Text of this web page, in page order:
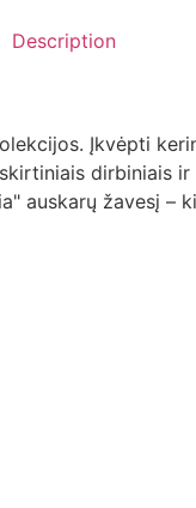
Description
Įkvėpti
dirbiniais
auskarų žavesį